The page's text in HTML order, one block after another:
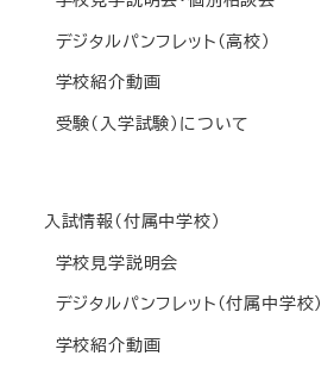
デジタルパンフレット(高校)
学校紹介動画
受験(入学試験)について
入試情報(付属中学校)
学校見学説明会
デジタルパンフレット(付属中学校)
学校紹介動画